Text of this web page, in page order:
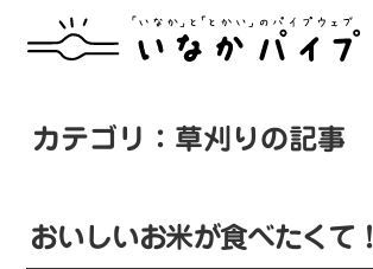
カテゴリ：草刈りの記事
おいしいお米が食べたくて！